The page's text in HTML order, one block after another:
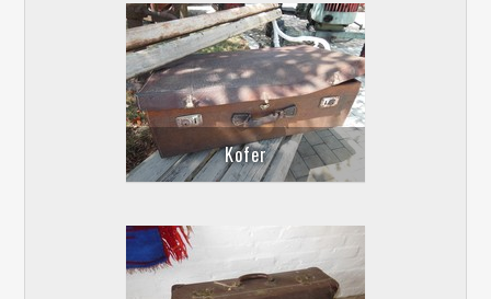
Kofer